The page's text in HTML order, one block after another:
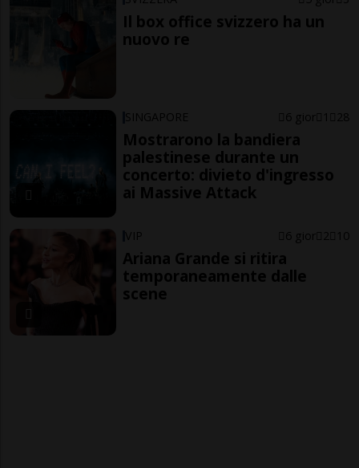
Il box office svizzero ha un
nuovo re
SINGAPORE 6 gior 1 28
Mostrarono la bandiera
palestinese durante un
concerto: divieto d'ingresso
ai Massive Attack
VIP 6 gior 2 10
Ariana Grande si ritira
temporaneamente dalle
scene